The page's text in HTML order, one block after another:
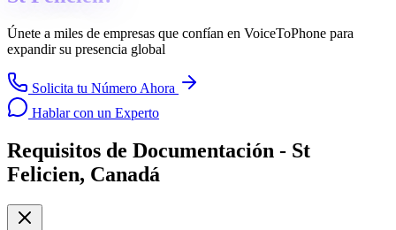
Únete a miles de empresas que confían en VoiceToPhone para
expandir su presencia global
Solicita tu Número Ahora
Hablar con un Experto
Requisitos de Documentación - St
Felicien, Canadá